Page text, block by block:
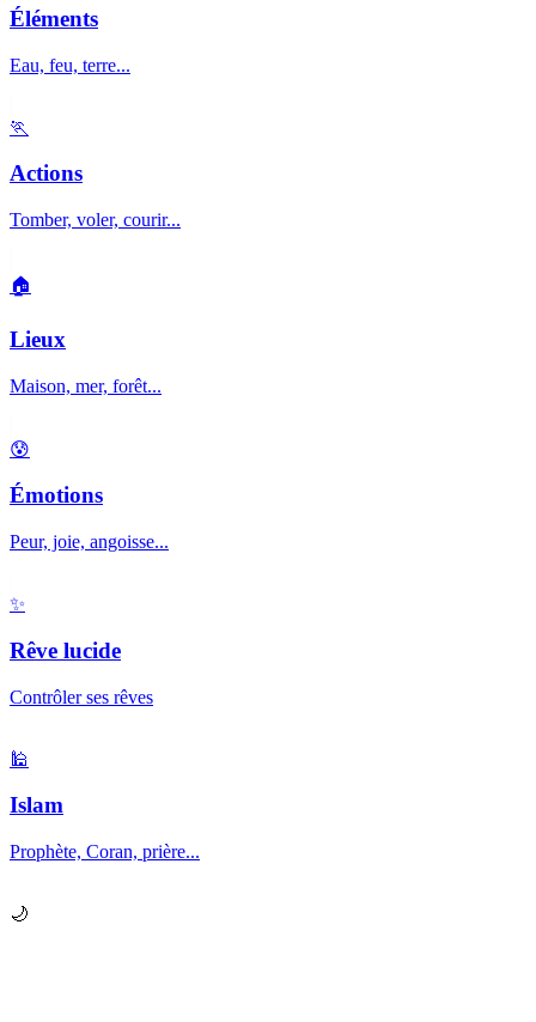
Éléments
Eau, feu, terre...
🏃
Actions
Tomber, voler, courir...
🏠
Lieux
Maison, mer, forêt...
😰
Émotions
Peur, joie, angoisse...
✨
Rêve lucide
Contrôler ses rêves
🕌
Islam
Prophète, Coran, prière...
🌙